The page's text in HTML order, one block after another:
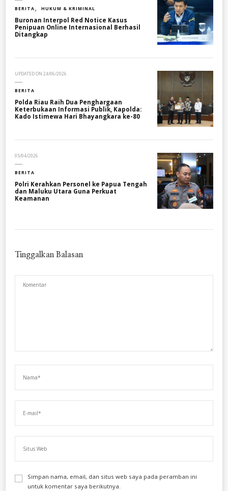
BERITA HUKUM & KRIMINAL
Buronan Interpol Red Notice Kasus
Penipuan Online Internasional Berhasil
Ditangkap
UPDATED ON 24/06/2026
BERITA
Polda Riau Raih Dua Penghargaan
Keterbukaan Informasi Publik, Kapolda:
Kado Istimewa Hari Bhayangkara ke-80
05/04/2026
BERITA
Polri Kerahkan Personel ke Papua Tengah
dan Maluku Utara Guna Perkuat
Keamanan
Tinggalkan Balasan
Simpan nama, email, dan situs web saya pada peramban ini
untuk komentar saya berikutnya.